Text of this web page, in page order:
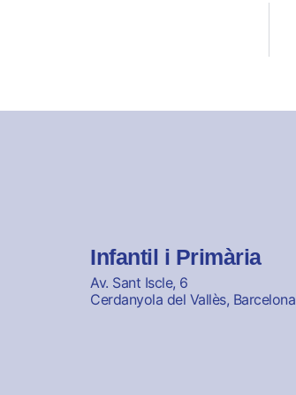
Infantil i Primària
Av. Sant Iscle, 6
Cerdanyola del Vallès, Barcelona